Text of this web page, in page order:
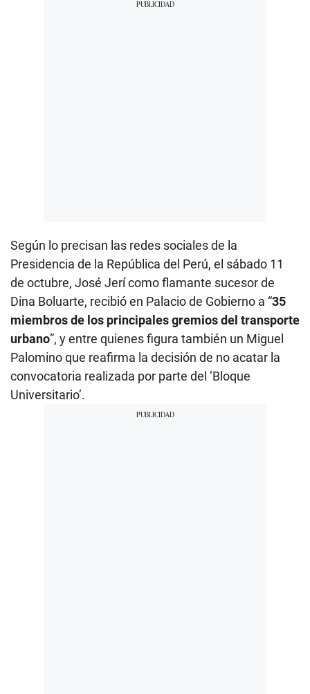
Según lo precisan las redes sociales de la
Presidencia de la República del Perú, el sábado 11
de octubre, José Jerí como flamante sucesor de
Dina Boluarte, recibió en Palacio de Gobierno a “35
miembros de los principales gremios del transporte
urbano”, y entre quienes figura también un Miguel
Palomino que reafirma la decisión de no acatar la
convocatoria realizada por parte del ‘Bloque
Universitario’.